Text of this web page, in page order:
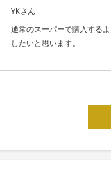
YKさん
通常のスーパーで購入する
したいと思います。